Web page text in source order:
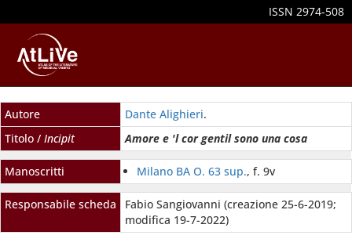
ISSN 2974-508
Autore Dante Alighieri.
Titolo / Incipit Amore e 'l cor gentil sono una cosa
Manoscritti Milano BA O. 63 sup., f. 9v
Responsabile scheda
Fabio Sangiovanni (creazione 25-6-2019;
modifica 19-7-2022)